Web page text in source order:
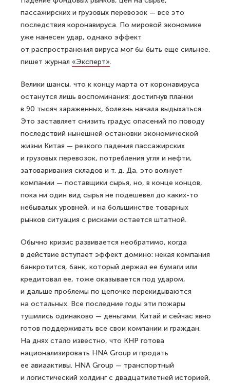
пассажирских и грузовых перевозок — все это
последствия коронавируса. По мировой экономике
уже нанесен удар, однако эффект
от распространения вируса мог бы быть еще сильнее,
пишет журнал «Эксперт».
Велики шансы, что к концу марта от коронавируса
останутся лишь воспоминания: достигнув планки
в 90 тысяч зараженных, болезнь начала выдыхаться.
Это заставляет снизить градус опасений по поводу
последствий нынешней остановки экономической
жизни Китая — резкого падения пассажирских
и грузовых перевозок, потребления угля и нефти,
затоваривания складов и т. д. Да, это волнует
компании — поставщики сырья, но, в конце концов,
пока ни один вид сырья не подешевел до каких-то
небывалых уровней, и на большинстве товарных
рынков ситуация с рисками остается штатной.
Обычно кризис развивается необратимо, когда
в действие вступает эффект домино: некая компания
банкротится, банк, который держал ее бумаги или
кредитовал ее, тоже оказывается под ударом,
и дальше проблемы по цепочке перекидываются
на остальных. Все последние годы эти пожары
тушились одинаково — деньгами. Китай и сейчас явно
готов поддерживать все свои компании и граждан.
На днях стало известно, что КНР готова
национализировать HNA Group и продать
ее авиаактивы. HNA Group — транспортный
и логистический холдинг с двадцатилетней историей,